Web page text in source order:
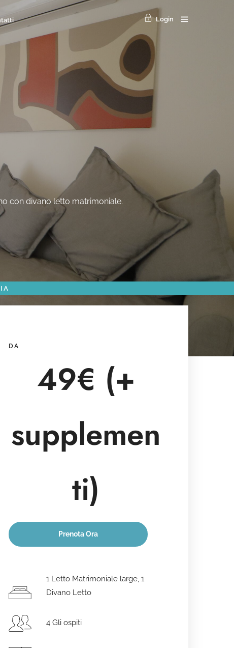
Login
con divano letto matrimoniale.
DA
49€ (+
supplemen
ti)
Prenota Ora
Data di partenza
1 Letto Matrimoniale large, 1
Divano Letto
4 Gli ospiti